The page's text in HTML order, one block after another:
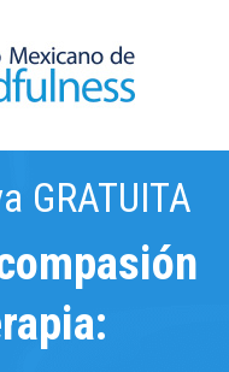
GRATUITA